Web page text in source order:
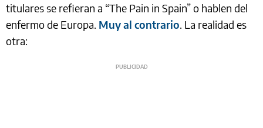
titulares se refieran a “The Pain in Spain” o hablen del
enfermo de Europa. Muy al contrario. La realidad es
otra: